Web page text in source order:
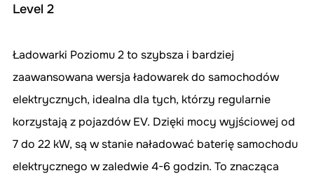
Level 2
Ładowarki Poziomu 2 to szybsza i bardziej
zaawansowana wersja ładowarek do samochodów
elektrycznych, idealna dla tych, którzy regularnie
korzystają z pojazdów EV. Dzięki mocy wyjściowej od
7 do 22 kW, są w stanie naładować baterię samochodu
elektrycznego w zaledwie 4-6 godzin. To znacząca